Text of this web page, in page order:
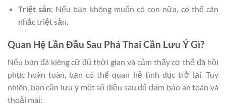
Triệt sản: Nếu bạn không muốn có con nữa, có thể cân
nhắc triệt sản.
Quan Hệ Lần Đầu Sau Phá Thai Cần Lưu Ý Gì?
Nếu bạn đã kiêng cữ đủ thời gian và cảm thấy cơ thể đã hồi
phục hoàn toàn, bạn có thể quan hệ tình dục trở lại. Tuy
nhiên, bạn cần lưu ý một số điều sau để đảm bảo an toàn và
thoải mái: